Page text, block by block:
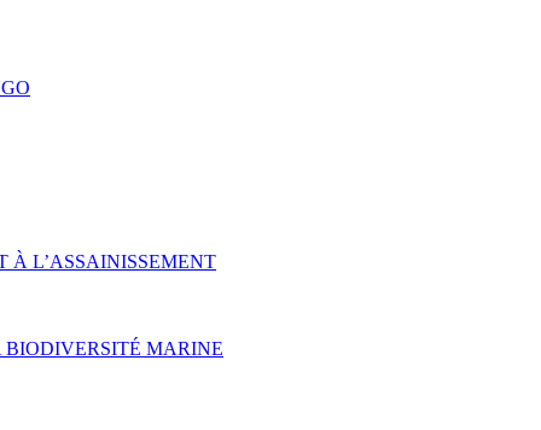
À L’ASSAINISSEMENT
BIODIVERSITÉ MARINE